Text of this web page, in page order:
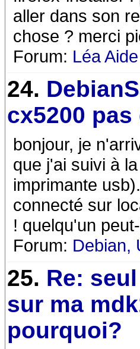
aller dans son
chose ? merci
Forum: Léa Aide
24.
cx5200
bonjour, je
que j'ai suivi à
imprimante
connecté sur
! quelqu'un
Forum: Debian,
25. Re:
sur ma
pourquoi?